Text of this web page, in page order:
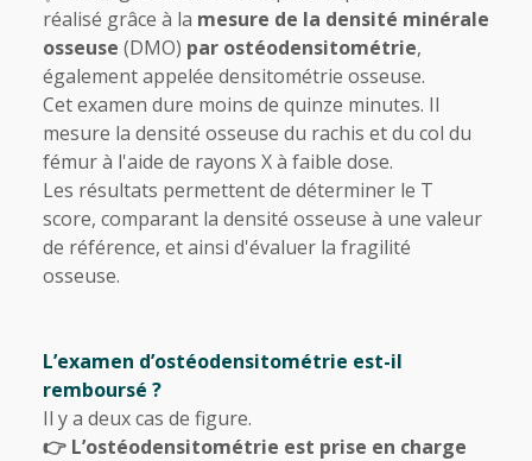
réalisé grâce à la mesure de la densité minérale
osseuse (DMO) par ostéodensitométrie,
également appelée densitométrie osseuse.
Cet examen dure moins de quinze minutes. Il
mesure la densité osseuse du rachis et du col du
fémur à l'aide de rayons X à faible dose.
Les résultats permettent de déterminer le T
score, comparant la densité osseuse à une valeur
de référence, et ainsi d'évaluer la fragilité
osseuse.
L’examen d’ostéodensitométrie est-il
remboursé ?
Il y a deux cas de figure.
👉 L’ostéodensitométrie est prise en charge